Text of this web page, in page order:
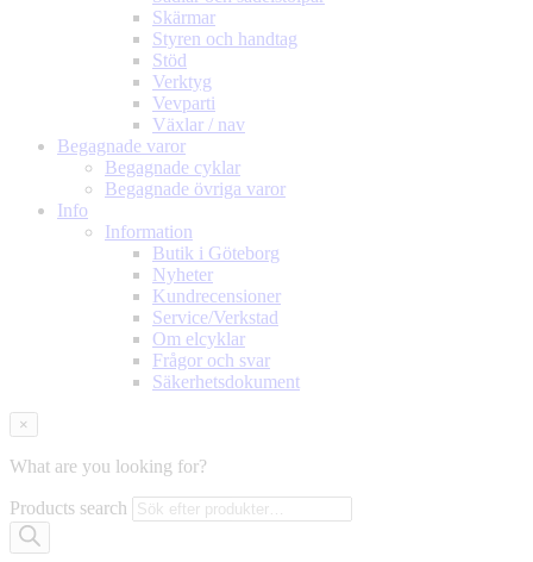
Skärmar
Styren och handtag
Stöd
Verktyg
Vevparti
Växlar / nav
Begagnade varor
Begagnade cyklar
Begagnade övriga varor
Info
Information
Butik i Göteborg
Nyheter
Kundrecensioner
Service/Verkstad
Om elcyklar
Frågor och svar
Säkerhetsdokument
×
What are you looking for?
Products search